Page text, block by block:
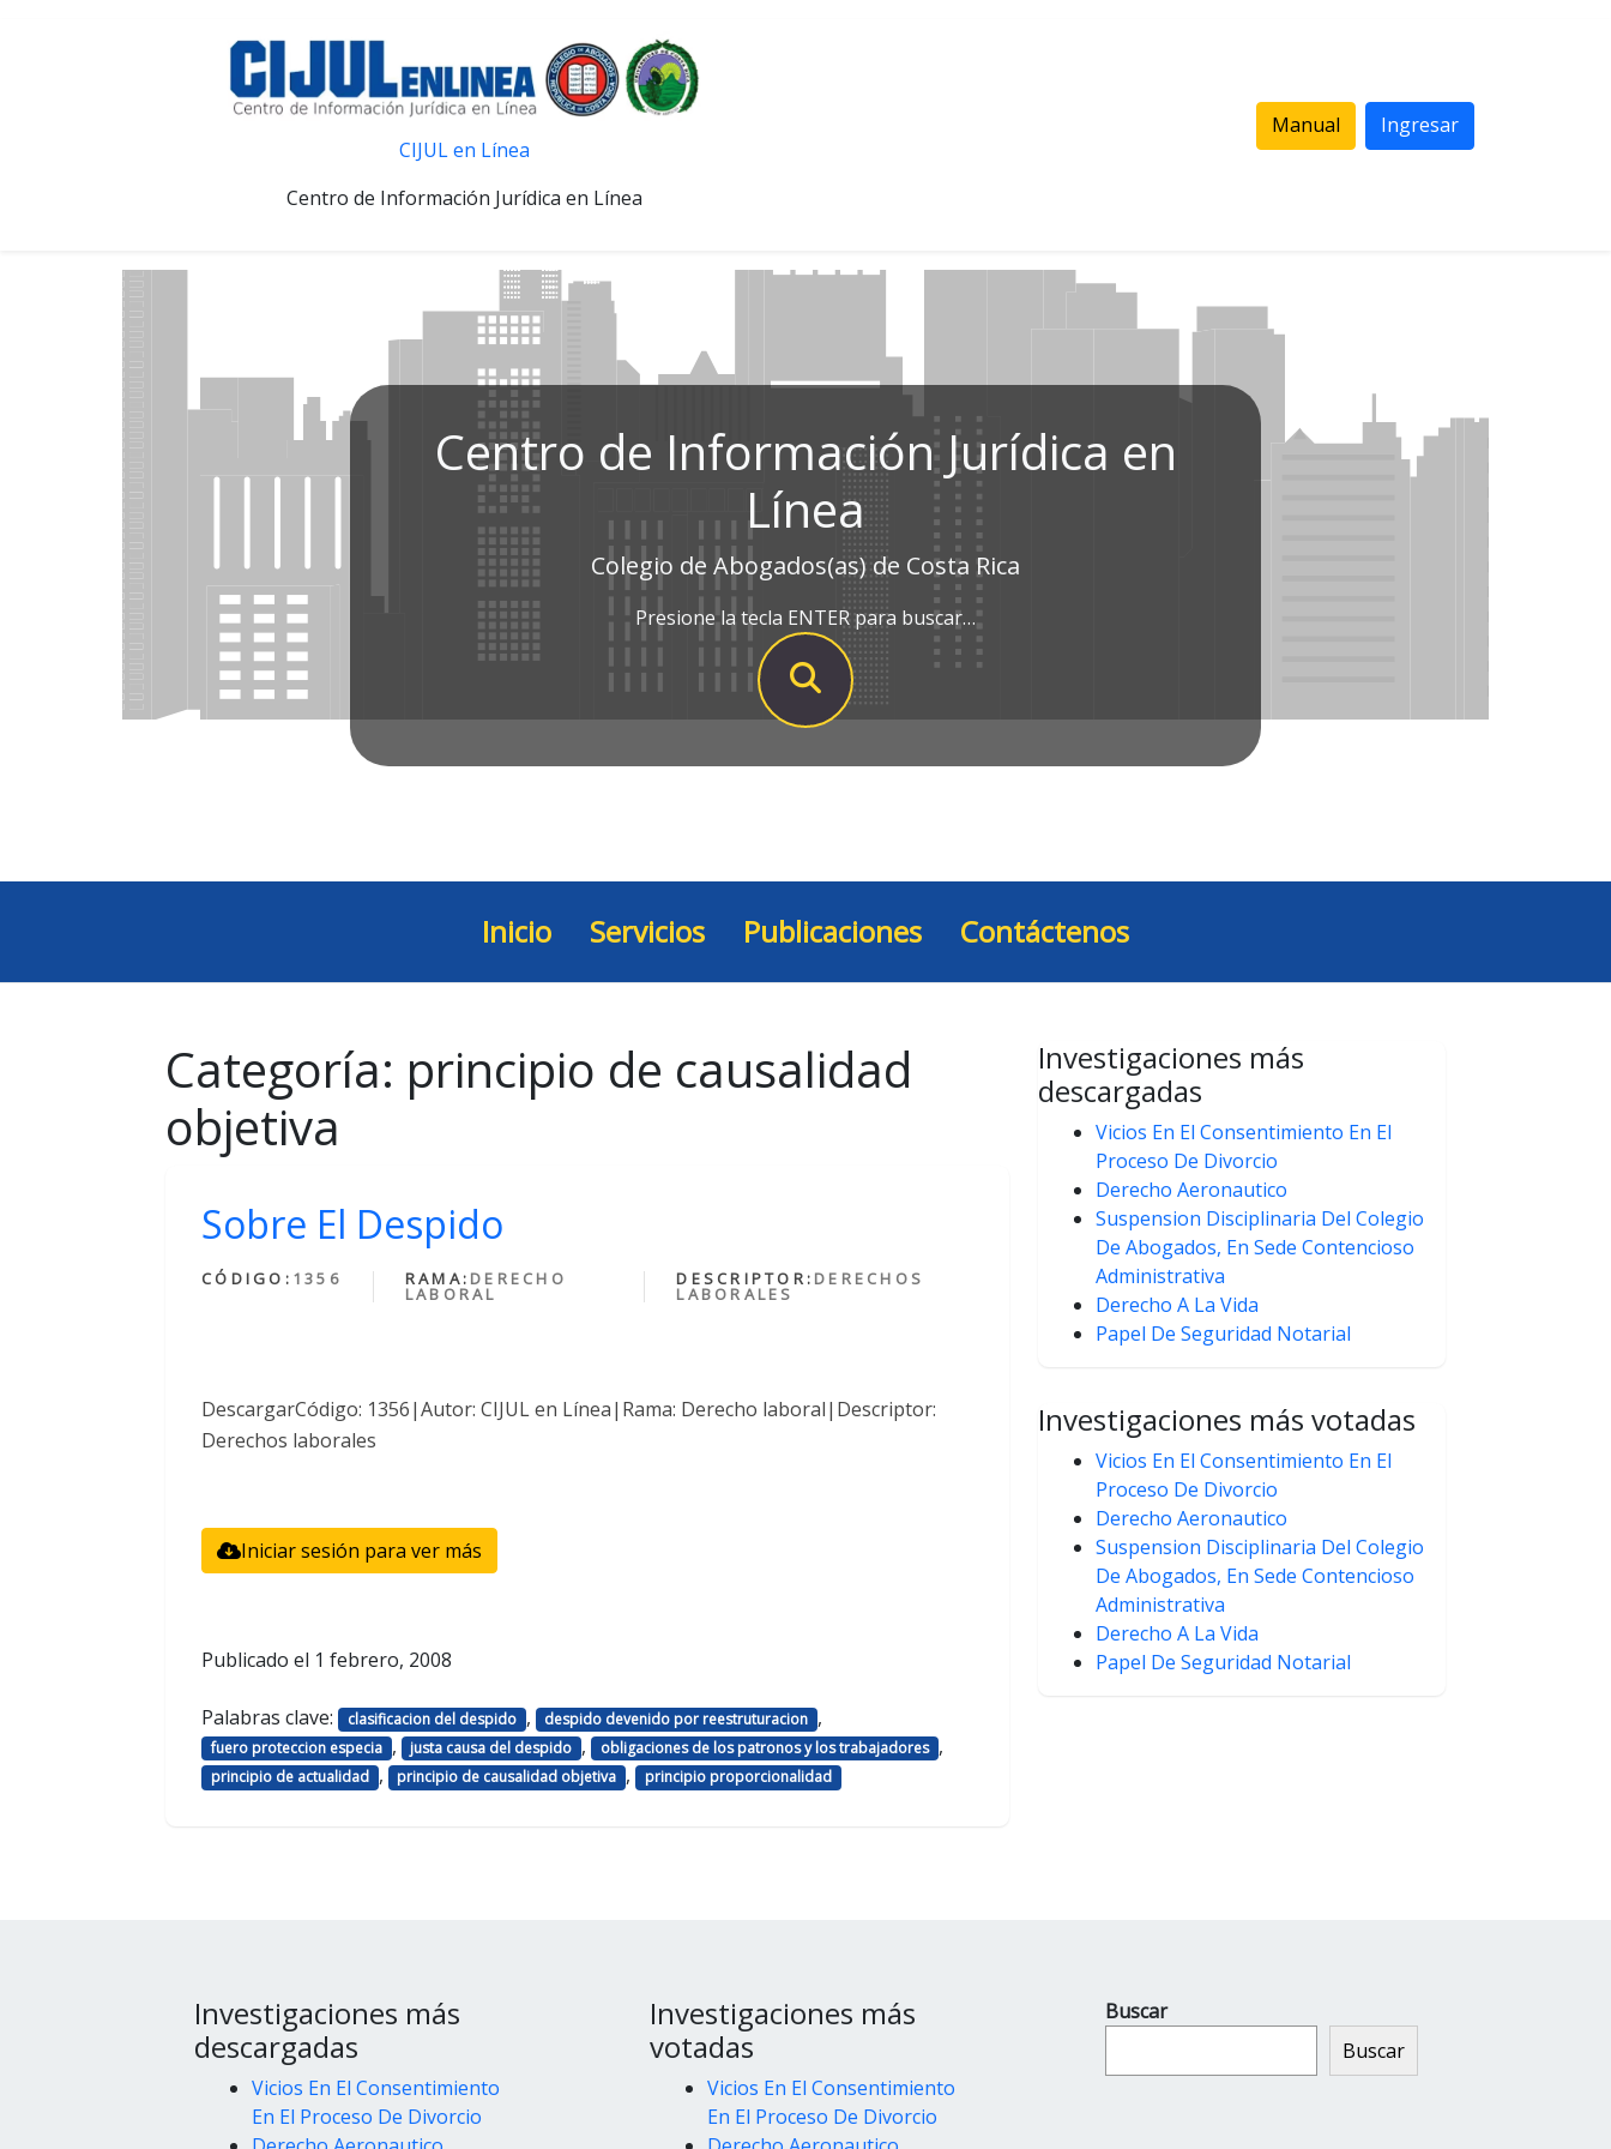
CIJUL en Línea
Centro de Información Jurídica en Línea
Manual Ingresar
Centro de Información Jurídica en
Línea
Colegio de Abogados(as) de Costa Rica
Presione la tecla ENTER para buscar…
Inicio Servicios Publicaciones Contáctenos
Categoría: principio de causalidad
objetiva
Sobre El Despido
CÓDIGO: 1356 RAMA: DERECHO
LABORAL
DESCRIPTOR: DERECHOS
LABORALES
DescargarCódigo: 1356|Autor: CIJUL en Línea|Rama: Derecho laboral|Descriptor:
Derechos laborales
Iniciar sesión para ver más
Publicado el 1 febrero, 2008
Palabras clave: clasificacion del despido , despido devenido por reestruturacion ,
fuero proteccion especia , justa causa del despido , obligaciones de los patronos y los trabajadores ,
principio de actualidad , principio de causalidad objetiva , principio proporcionalidad
Investigaciones más
descargadas
Vicios En El Consentimiento En El
Proceso De Divorcio
Derecho Aeronautico
Suspension Disciplinaria Del Colegio
De Abogados, En Sede Contencioso
Administrativa
Derecho A La Vida
Papel De Seguridad Notarial
Investigaciones más votadas
Vicios En El Consentimiento En El
Proceso De Divorcio
Derecho Aeronautico
Suspension Disciplinaria Del Colegio
De Abogados, En Sede Contencioso
Administrativa
Derecho A La Vida
Papel De Seguridad Notarial
Investigaciones más
descargadas
Vicios En El Consentimiento
En El Proceso De Divorcio
Investigaciones más
votadas
Vicios En El Consentimiento
En El Proceso De Divorcio
Buscar
Buscar